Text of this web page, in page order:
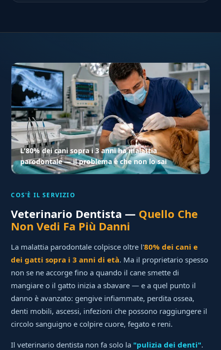
L'80% dei cani sopra i 3 anni ha malattia
parodontale — il problema è che non lo sai
COS'È IL SERVIZIO
Veterinario Dentista — Quello Che
Non Vedi Fa Più Danni
La malattia parodontale colpisce oltre l'80% dei cani e
dei gatti sopra i 3 anni di età. Ma il proprietario spesso
non se ne accorge fino a quando il cane smette di
mangiare o il gatto inizia a sbavare — e a quel punto il
danno è avanzato: gengive infiammate, perdita ossea,
denti mobili, ascessi, infezioni che possono raggiungere il
circolo sanguigno e colpire cuore, fegato e reni.
Il veterinario dentista non fa solo la "pulizia dei denti".